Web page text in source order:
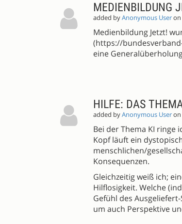
MEDIENBILDUNG
added byAnonymous Useron
Medienbildung Jetzt!
(https://
eine
HILFE: DAS
added byAnonymous Useron
Bei der Thema KI ringe
Kopf läuft ein
menschlichen/
Konsequenzen.
Gleichzeitig weiß ich;
Hilflosigkeit. Welche
Gefühl des
um auch Perspektive